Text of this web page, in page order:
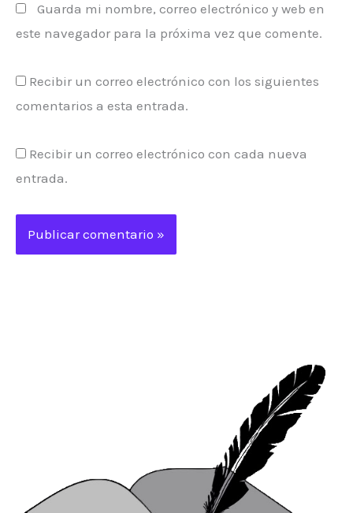
Guarda mi nombre, correo electrónico y web en
este navegador para la próxima vez que comente.
Recibir un correo electrónico con los siguientes
comentarios a esta entrada.
Recibir un correo electrónico con cada nueva
entrada.